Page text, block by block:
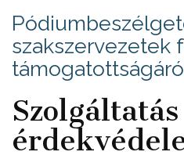
szakszervezetek